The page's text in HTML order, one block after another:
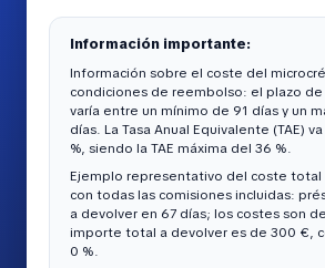
Información importante:
Información sobre el coste del
condiciones de reembolso: el plazo
varía entre un mínimo de 91 días y un
días. La Tasa Anual Equivalente (TAE)
%, siendo la TAE máxima del 36 %.
Ejemplo representativo del coste total
con todas las comisiones incluidas:
a devolver en 67 días; los costes son
importe total a devolver es de 300 €,
0 %.